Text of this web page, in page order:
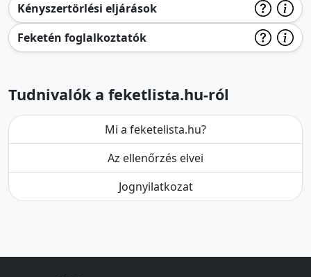
Kényszertörlési eljárások
Feketén foglalkoztatók
Tudnivalók a feketlista.hu-ról
Mi a feketelista.hu?
Az ellenőrzés elvei
Jognyilatkozat